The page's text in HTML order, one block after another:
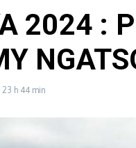
2024 :
23 h 44 min